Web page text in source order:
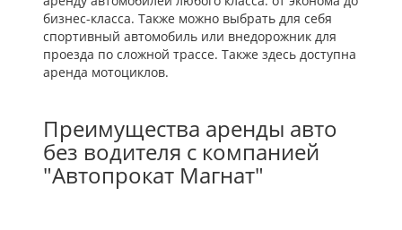
бизнес-класса. Также можно выбрать для себя
спортивный автомобиль или внедорожник для
проезда по сложной трассе. Также здесь доступна
аренда мотоциклов.
Преимущества аренды авто
без водителя с компанией
"Автопрокат Магнат"